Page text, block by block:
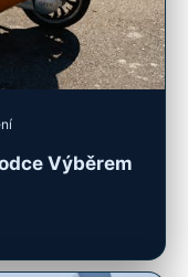
Výběrem